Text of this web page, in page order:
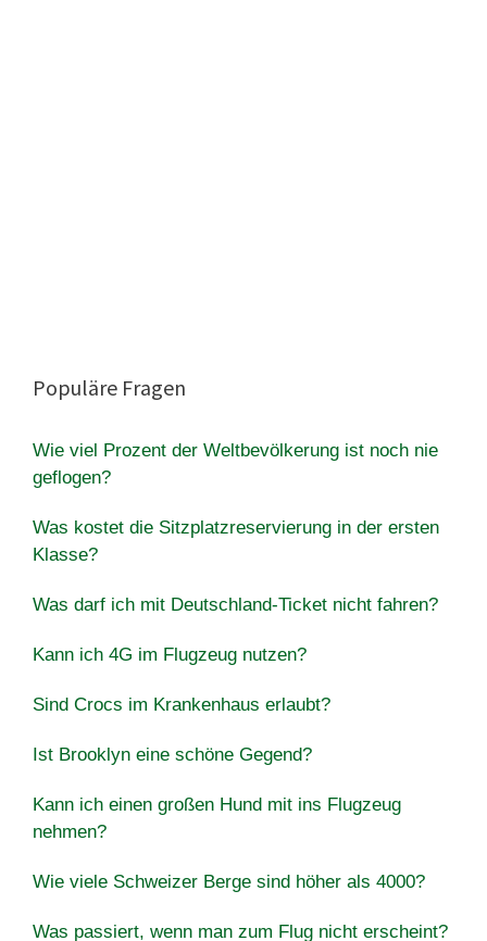
Populäre Fragen
Wie viel Prozent der Weltbevölkerung ist noch nie
geflogen?
Was kostet die Sitzplatzreservierung in der ersten
Klasse?
Was darf ich mit Deutschland-Ticket nicht fahren?
Kann ich 4G im Flugzeug nutzen?
Sind Crocs im Krankenhaus erlaubt?
Ist Brooklyn eine schöne Gegend?
Kann ich einen großen Hund mit ins Flugzeug
nehmen?
Wie viele Schweizer Berge sind höher als 4000?
Was passiert, wenn man zum Flug nicht erscheint?